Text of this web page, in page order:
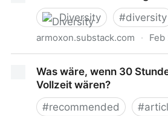
Diversity
#diversity
armoxon.substack.com · Feb
Was wäre, wenn 30
Vollzeit wären?
#recommended #